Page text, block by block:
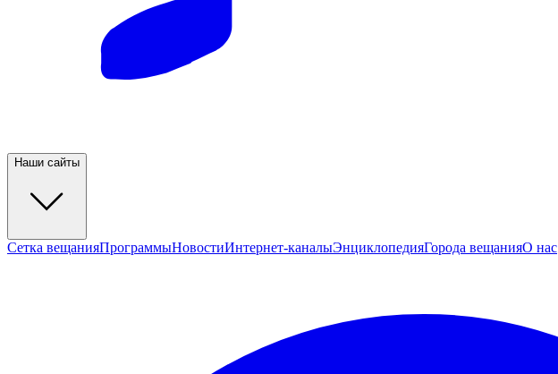
Наши сайты
Сетка вещанияПрограммыНовостиИнтернет-каналыЭнциклопедияГорода вещанияО нас